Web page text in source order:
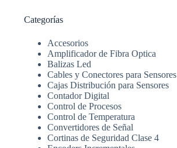
Categorías
Accesorios
Amplificador de Fibra Optica
Balizas Led
Cables y Conectores para Sensores
Cajas Distribución para Sensores
Contador Digital
Control de Procesos
Control de Temperatura
Convertidores de Señal
Cortinas de Seguridad Clase 4